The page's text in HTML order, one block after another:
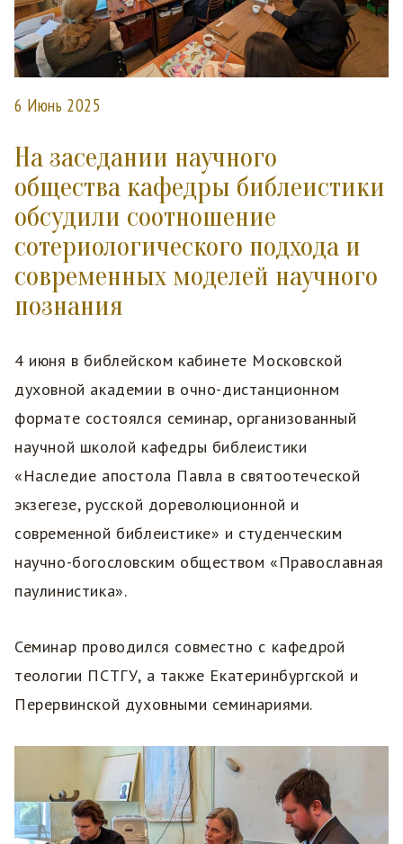
6 Июнь 2025
На заседании научного
общества кафедры библеистики
обсудили соотношение
сотериологического подхода и
современных моделей научного
познания
4 июня в библейском кабинете Московской
духовной академии в очно-дистанционном
формате состоялся семинар, организованный
научной школой кафедры библеистики
«Наследие апостола Павла в святоотеческой
экзегезе, русской дореволюционной и
современной библеистике» и студенческим
научно-богословским обществом «Православная
паулинистика».
Семинар проводился совместно с кафедрой
теологии ПСТГУ, а также Екатеринбургской и
Перервинской духовными семинариями.